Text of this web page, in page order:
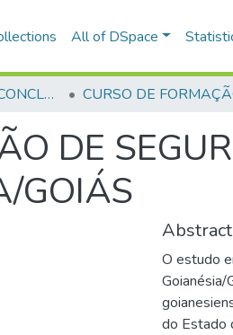
All of DSpace
TRABALHOS DE CONCLUSÃO DE CURSO - CFP (CURSO DE FORMAÇÃO DE PRAÇAS)
DE
GOIÁS
Abstract
O estudo
Goianésia/
do Estado